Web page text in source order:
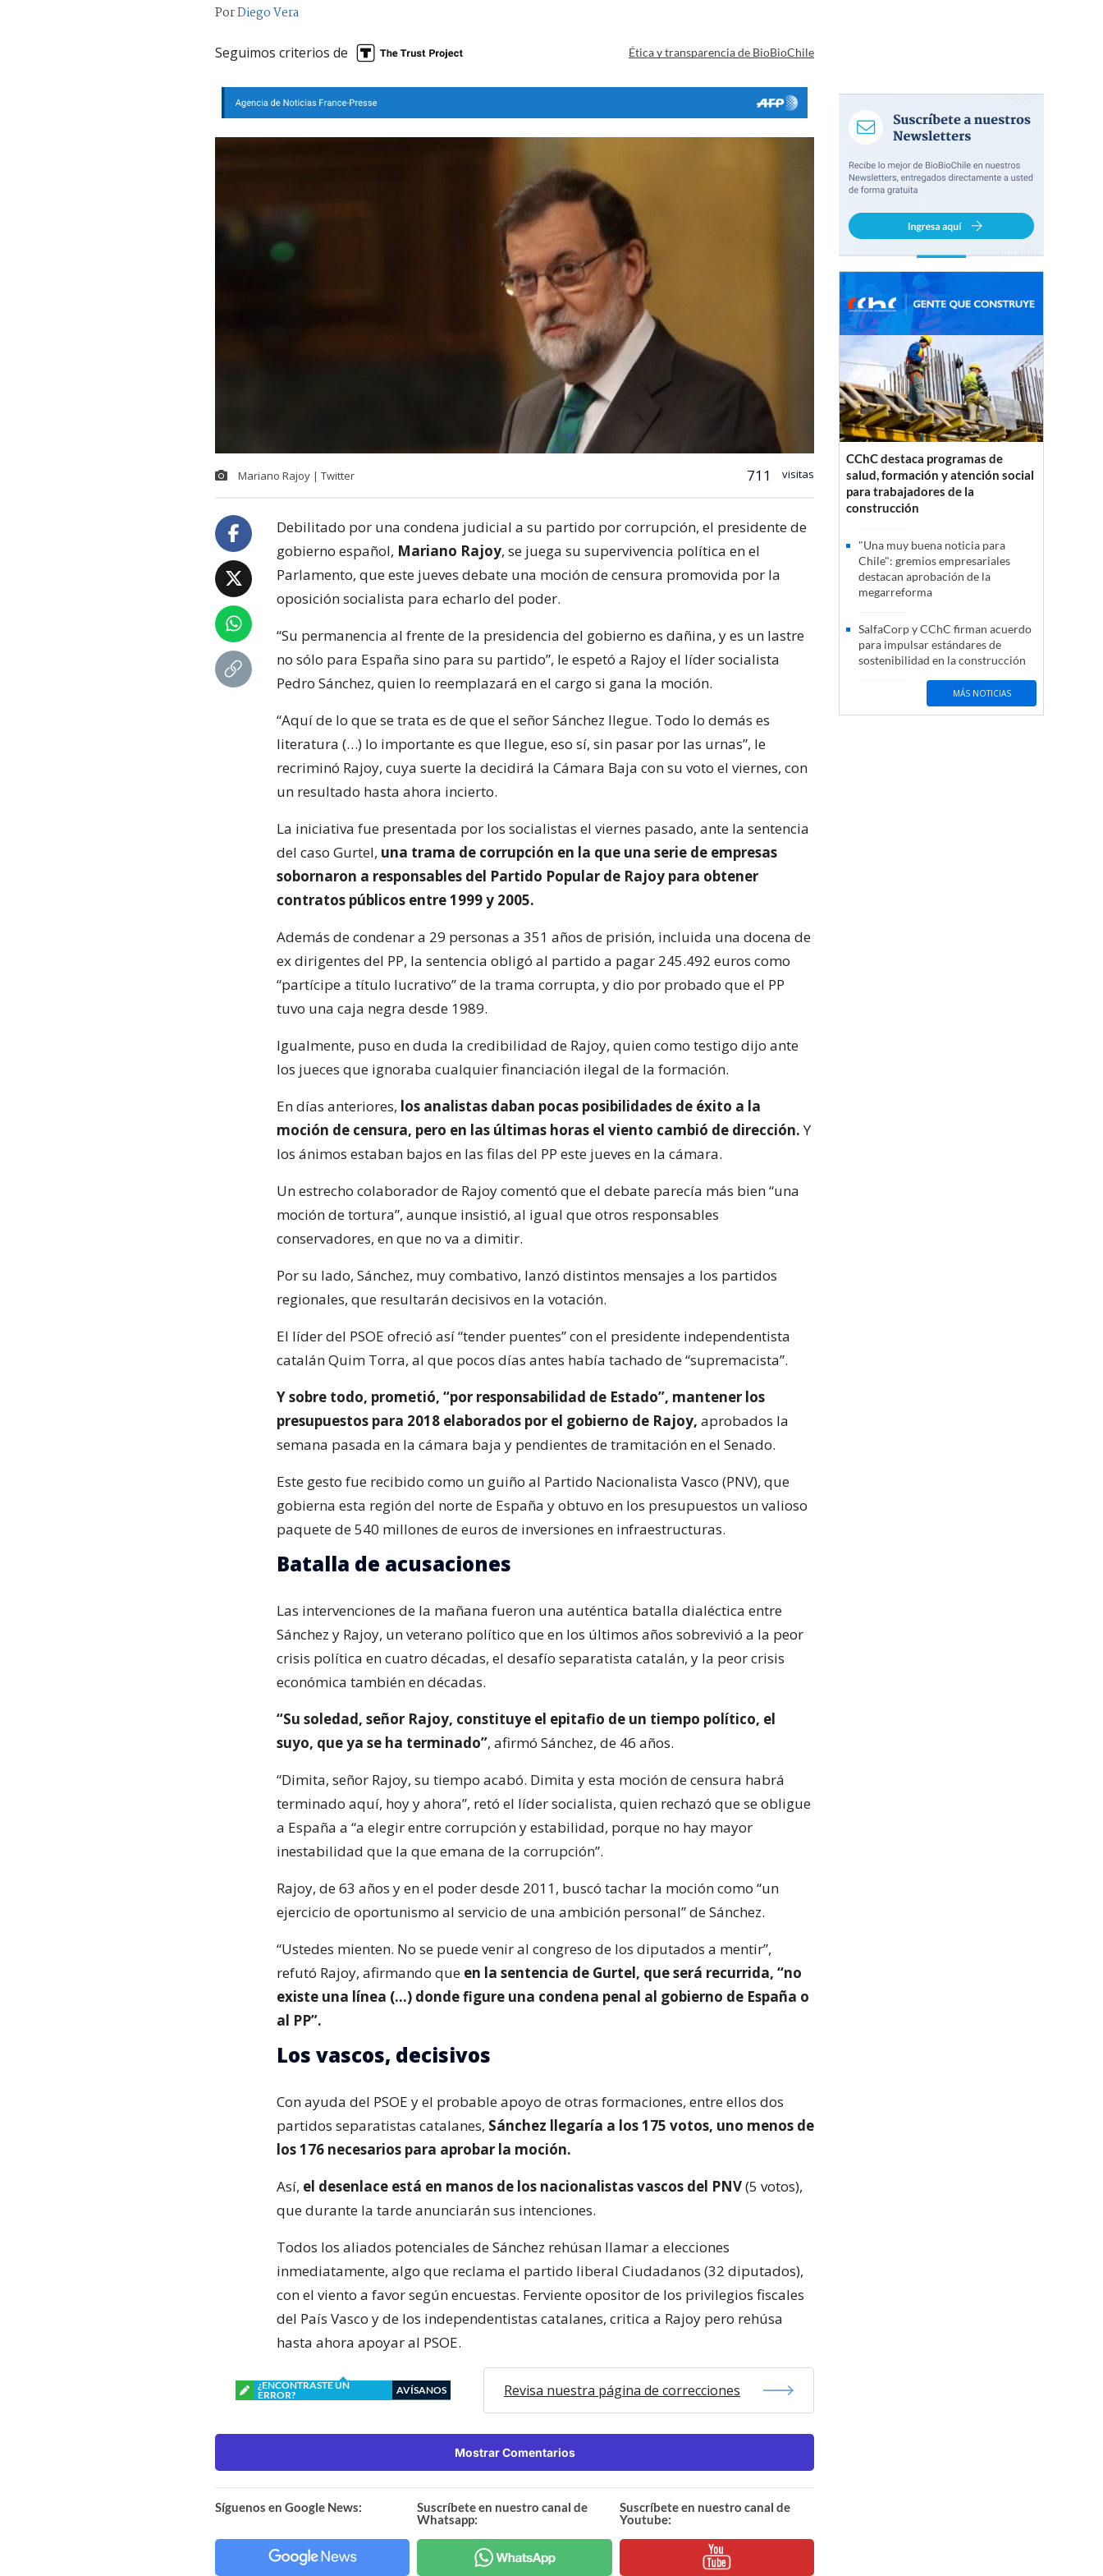
PorDiego Vera
Seguimos criterios de Ética y transparencia de BioBioChile
Mariano Rajoy | Twitter 711 visitas
Debilitado por una condena judicial a su partido por corrupción, el presidente de
gobierno español, Mariano Rajoy, se juega su supervivencia política en el
Parlamento, que este jueves debate una moción de censura promovida por la
oposición socialista para echarlo del poder.
“Su permanencia al frente de la presidencia del gobierno es dañina, y es un lastre
no sólo para España sino para su partido”, le espetó a Rajoy el líder socialista
Pedro Sánchez, quien lo reemplazará en el cargo si gana la moción.
“Aquí de lo que se trata es de que el señor Sánchez llegue. Todo lo demás es
literatura (…) lo importante es que llegue, eso sí, sin pasar por las urnas”, le
recriminó Rajoy, cuya suerte la decidirá la Cámara Baja con su voto el viernes, con
un resultado hasta ahora incierto.
La iniciativa fue presentada por los socialistas el viernes pasado, ante la sentencia
del caso Gurtel, una trama de corrupción en la que una serie de empresas
sobornaron a responsables del Partido Popular de Rajoy para obtener
contratos públicos entre 1999 y 2005.
Además de condenar a 29 personas a 351 años de prisión, incluida una docena de
ex dirigentes del PP, la sentencia obligó al partido a pagar 245.492 euros como
“partícipe a título lucrativo” de la trama corrupta, y dio por probado que el PP
tuvo una caja negra desde 1989.
Igualmente, puso en duda la credibilidad de Rajoy, quien como testigo dijo ante
los jueces que ignoraba cualquier financiación ilegal de la formación.
En días anteriores, los analistas daban pocas posibilidades de éxito a la
moción de censura, pero en las últimas horas el viento cambió de dirección.Y
los ánimos estaban bajos en las filas del PP este jueves en la cámara.
Un estrecho colaborador de Rajoy comentó que el debate parecía más bien “una
moción de tortura”, aunque insistió, al igual que otros responsables
conservadores, en que no va a dimitir.
Por su lado, Sánchez, muy combativo, lanzó distintos mensajes a los partidos
regionales, que resultarán decisivos en la votación.
El líder del PSOE ofreció así “tender puentes” con el presidente independentista
catalán Quim Torra, al que pocos días antes había tachado de “supremacista”.
Y sobre todo, prometió, “por responsabilidad de Estado”, mantener los
presupuestos para 2018 elaborados por el gobierno de Rajoy, aprobados la
semana pasada en la cámara baja y pendientes de tramitación en el Senado.
Este gesto fue recibido como un guiño al Partido Nacionalista Vasco (PNV), que
gobierna esta región del norte de España y obtuvo en los presupuestos un valioso
paquete de 540 millones de euros de inversiones en infraestructuras.
Batalla de acusaciones
Las intervenciones de la mañana fueron una auténtica batalla dialéctica entre
Sánchez y Rajoy, un veterano político que en los últimos años sobrevivió a la peor
crisis política en cuatro décadas, el desafío separatista catalán, y la peor crisis
económica también en décadas.
“Su soledad, señor Rajoy, constituye el epitafio de un tiempo político, el
suyo, que ya se ha terminado”, afirmó Sánchez, de 46 años.
“Dimita, señor Rajoy, su tiempo acabó. Dimita y esta moción de censura habrá
terminado aquí, hoy y ahora”, retó el líder socialista, quien rechazó que se obligue
a España a “a elegir entre corrupción y estabilidad, porque no hay mayor
inestabilidad que la que emana de la corrupción”.
Rajoy, de 63 años y en el poder desde 2011, buscó tachar la moción como “un
ejercicio de oportunismo al servicio de una ambición personal” de Sánchez.
“Ustedes mienten. No se puede venir al congreso de los diputados a mentir”,
refutó Rajoy, afirmando que en la sentencia de Gurtel, que será recurrida, “no
existe una línea (…) donde figure una condena penal al gobierno de España o
al PP”.
Los vascos, decisivos
Con ayuda del PSOE y el probable apoyo de otras formaciones, entre ellos dos
partidos separatistas catalanes, Sánchez llegaría a los 175 votos, uno menos de
los 176 necesarios para aprobar la moción.
Así, el desenlace está en manos de los nacionalistas vascos del PNV(5 votos),
que durante la tarde anunciarán sus intenciones.
Todos los aliados potenciales de Sánchez rehúsan llamar a elecciones
inmediatamente, algo que reclama el partido liberal Ciudadanos (32 diputados),
con el viento a favor según encuestas. Ferviente opositor de los privilegios fiscales
del País Vasco y de los independentistas catalanes, critica a Rajoy pero rehúsa
hasta ahora apoyar al PSOE.
¿ENCONTRASTE UN
ERROR?
AVÍSANOS Revisa nuestra página de correcciones
Mostrar Comentarios
Síguenos en Google News:
Suscríbete en nuestro canal de
Whatsapp:
Suscríbete en nuestro canal de
Youtube:
CChC destaca programas de
salud, formación y atención social
para trabajadores de la
construcción
"Una muy buena noticia para
Chile": gremios empresariales
destacan aprobación de la
megarreforma
SalfaCorp y CChC firman acuerdo
para impulsar estándares de
sostenibilidad en la construcción
MÁS NOTICIAS